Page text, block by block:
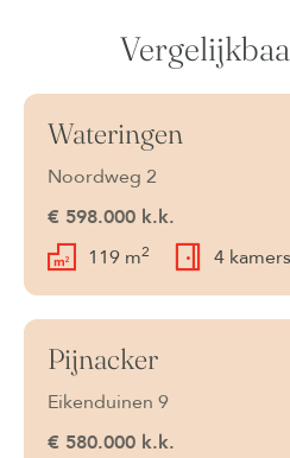
Beschikbaar
Wateringen
Noordweg 2
€ 598.000 k.k.
119 m2 4 kamers
Beschikbaar
Pijnacker
Eikenduinen 9
€ 580.000 k.k.